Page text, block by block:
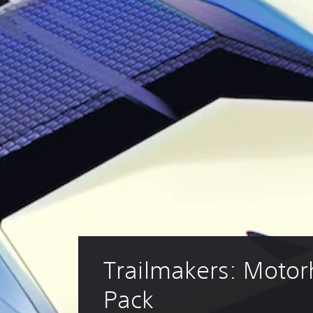
Trailmakers:
Pack